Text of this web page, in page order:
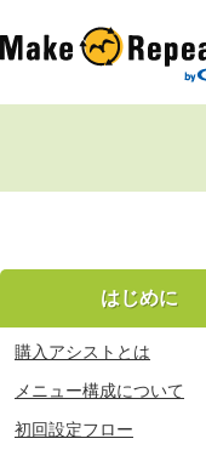
はじめに
購入アシストとは
メニュー構成について
初回設定フロー